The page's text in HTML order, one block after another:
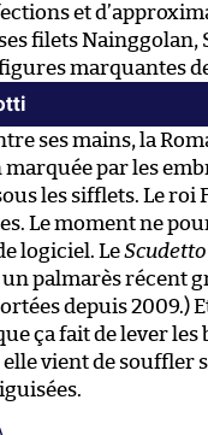
et
filets Nainggolan,
marquantes
ses mains, la
par les
les sifflets. Le roi
Le moment ne
logiciel. LeScudetto
un palmarès récent
depuis 2009.)
ça fait de lever les
vient de souffler